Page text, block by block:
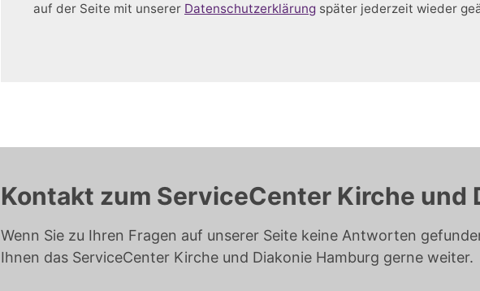
auf der Seite mit unserer Datenschutzerklärung später jederzeit wieder
Kontakt zum ServiceCenter Kirche und
Wenn Sie zu Ihren Fragen auf unserer Seite keine Antworten
Ihnen das ServiceCenter Kirche und Diakonie Hamburg gerne weiter.